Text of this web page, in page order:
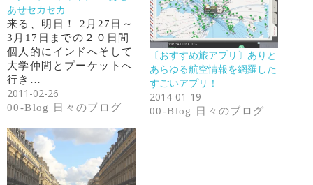
あせセカセカ
来る、明日！ 2月27日～
3月17日までの２０日間
個人的にインドへそして
大学仲間とプーケットへ
行き…
2011-02-26
00-Blog 日々のブログ
〔おすすめ旅アプリ〕ありと
あらゆる航空情報を網羅した
すごいアプリ！
2014-01-19
00-Blog 日々のブログ